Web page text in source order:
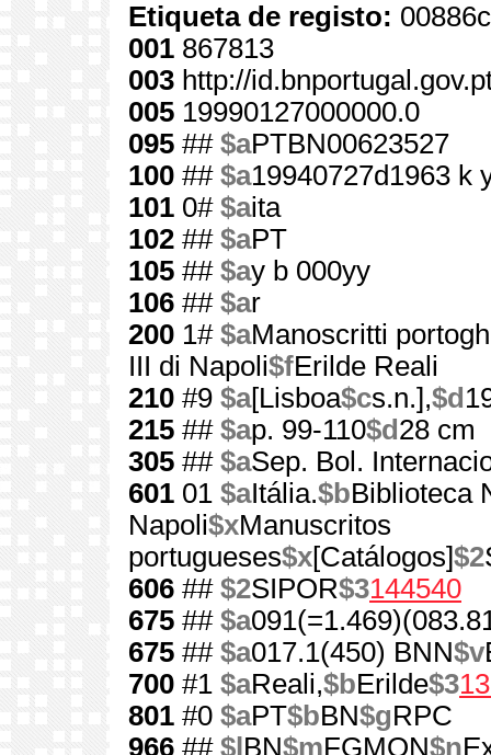
Etiqueta de registo:
001 867813
003 http://
005 19990127000000.0
095 ## $aPTBN00623527
100 ## $a19940727d1963 k
101 0# $aita
102 ## $aPT
105 ## $ay b 000yy
106 ## $ar
200 1# $aManoscritti
III di Napoli$fErilde Reali
210 #9 $a[Lisboa$cs.n.],$d
215 ## $ap. 99-110$d 28 cm
305 ## $aSep. Bol.
601 01 $aItália.$bBiblioteca
Napoli$xManuscritos
portugueses$x[Catálogos]$2
606 ## $2SIPOR$3144540
675 ## $a
675 ## $a017.1(450) BNN$v
700 #1 $aReali,$bErilde$3
801 #0 $aPT$bBN$gRPC
966 ## $l BN$mFGMON$n